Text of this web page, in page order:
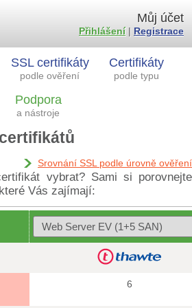
SSL certifikáty
podle ověření
Certifikáty
podle typu
Podpora
a nástroje
Můj účet
Přihlášení| Registrace
Srovnání SSL podle úrovně ověření
vybrat? Sami si porovnejte
Vás zajímají:
6